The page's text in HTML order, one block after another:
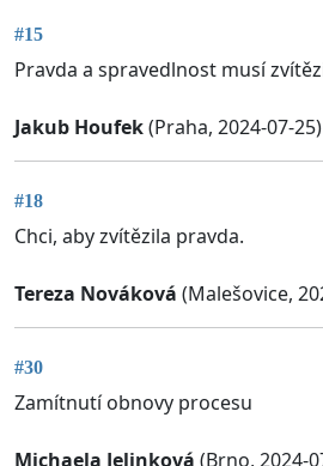
#15
Pravda a spravedlnost musí
Jakub Houfek(Praha, 2024-07-25)
#18
Chci, aby zvítězila pravda.
Tereza Nováková (Malešovice,
#30
Zamítnutí obnovy procesu
Michaela Jelinková (Brno, 2024-